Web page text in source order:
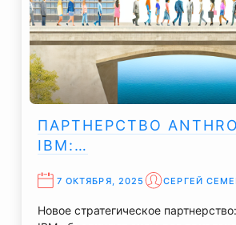
ПАРТНЕРСТВО
IBM:…
7 ОКТЯБРЯ, 2025 СЕРГЕЙ
Новое стратегическое